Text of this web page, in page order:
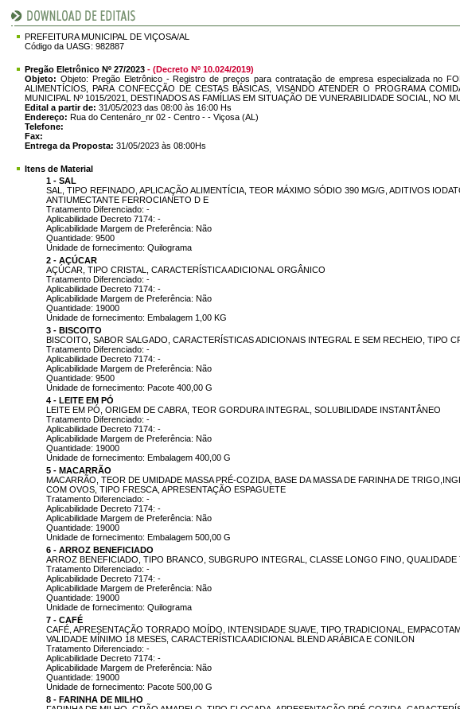
PREFEITURA MUNICIPAL DE VIÇOSA/AL
Código da UASG: 982887
Pregão Eletrônico Nº 27/2023 - (Decreto Nº 10.024/2019)
Objeto: Objeto: Pregão Eletrônico - Registro de preços para contratação de empresa especializada no
ALIMENTÍCIOS, PARA CONFECÇÃO DE CESTAS BÁSICAS, VISANDO ATENDER O PROGRAMA
MUNICIPAL Nº 1015/2021, DESTINADOS AS FAMÍLIAS EM SITUAÇÃO DE VUNERABILIDADE SOCIAL, NO
Edital a partir de: 31/05/2023 das 08:00 às 16:00 Hs
Endereço: Rua do Centenáro_nr 02 - Centro - - Viçosa (AL)
Telefone:
Fax:
Entrega da Proposta: 31/05/2023 às 08:00Hs
Itens de Material
1 - SAL
SAL, TIPO REFINADO, APLICAÇÃO ALIMENTÍCIA, TEOR MÁXIMO SÓDIO 390 MG/G, ADITIVOS
ANTIUMECTANTE FERROCIANETO D E
Tratamento Diferenciado: -
Aplicabilidade Decreto 7174: -
Aplicabilidade Margem de Preferência: Não
Quantidade: 9500
Unidade de fornecimento: Quilograma
2 - AÇÚCAR
AÇÚCAR, TIPO CRISTAL, CARACTERÍSTICA ADICIONAL ORGÂNICO
Tratamento Diferenciado: -
Aplicabilidade Decreto 7174: -
Aplicabilidade Margem de Preferência: Não
Quantidade: 19000
Unidade de fornecimento: Embalagem 1,00 KG
3 - BISCOITO
BISCOITO, SABOR SALGADO, CARACTERÍSTICAS ADICIONAIS INTEGRAL E SEM RECHEIO, TIPO
Tratamento Diferenciado: -
Aplicabilidade Decreto 7174: -
Aplicabilidade Margem de Preferência: Não
Quantidade: 9500
Unidade de fornecimento: Pacote 400,00 G
4 - LEITE EM PÓ
LEITE EM PÓ, ORIGEM DE CABRA, TEOR GORDURA INTEGRAL, SOLUBILIDADE INSTANTÂNEO
Tratamento Diferenciado: -
Aplicabilidade Decreto 7174: -
Aplicabilidade Margem de Preferência: Não
Quantidade: 19000
Unidade de fornecimento: Embalagem 400,00 G
5 - MACARRÃO
MACARRÃO, TEOR DE UMIDADE MASSA PRÉ-COZIDA, BASE DA MASSA DE FARINHA DE
COM OVOS, TIPO FRESCA, APRESENTAÇÃO ESPAGUETE
Tratamento Diferenciado: -
Aplicabilidade Decreto 7174: -
Aplicabilidade Margem de Preferência: Não
Quantidade: 19000
Unidade de fornecimento: Embalagem 500,00 G
6 - ARROZ BENEFICIADO
ARROZ BENEFICIADO, TIPO BRANCO, SUBGRUPO INTEGRAL, CLASSE LONGO FINO, QUALIDADE
Tratamento Diferenciado: -
Aplicabilidade Decreto 7174: -
Aplicabilidade Margem de Preferência: Não
Quantidade: 19000
Unidade de fornecimento: Quilograma
7 - CAFÉ
CAFÉ, APRESENTAÇÃO TORRADO MOÍDO, INTENSIDADE SUAVE, TIPO TRADICIONAL,
VALIDADE MÍNIMO 18 MESES, CARACTERÍSTICA ADICIONAL BLEND ARÁBICA E CONILON
Tratamento Diferenciado: -
Aplicabilidade Decreto 7174: -
Aplicabilidade Margem de Preferência: Não
Quantidade: 19000
Unidade de fornecimento: Pacote 500,00 G
8 - FARINHA DE MILHO